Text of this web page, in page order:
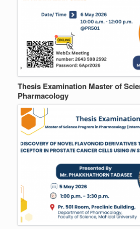
Thesis Examination Master of
Pharmacology